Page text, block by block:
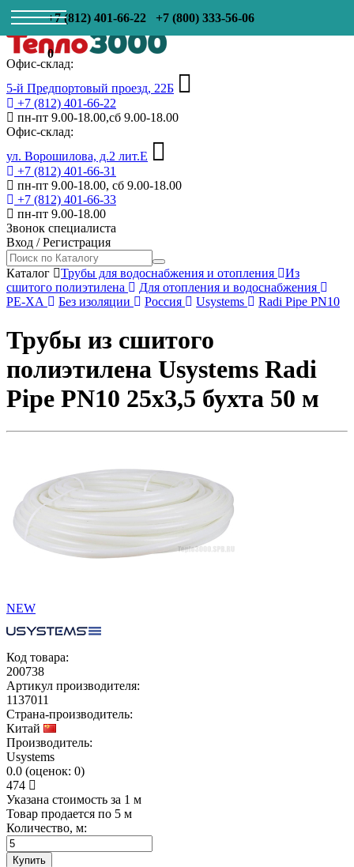
+7 (812) 401-66-22 +7 (800) 333-56-06
0
Офис-склад:
5-й Предпортовый проезд, 22Б
+7 (812) 401-66-22
пн-пт 9.00-18.00,сб 9.00-18.00
Офис-склад:
ул. Ворошилова, д.2 лит.Е
+7 (812) 401-66-31
пн-пт 9.00-18.00, сб 9.00-18.00
+7 (812) 401-66-33
пн-пт 9.00-18.00
Звонок специалиста
Вход /Регистрация
Каталог Трубы для водоснабжения и отопления
Из
сшитого полиэтилена
Для отопления и водоснабжения
PE-XA
Без изоляции Россия Usystems Radi Pipe PN10
Трубы из сшитого
полиэтилена Usystems Radi
Pipe PN10 25x3,5 бухта 50 м
NEW
Код товара:
200738
Артикул производителя:
1137011
Страна-производитель:
Китай
Производитель:
Usystems
0.0 (оценок: 0)
474
Указана стоимость за 1 м
Товар продается по 5 м
Количество, м:
Купить